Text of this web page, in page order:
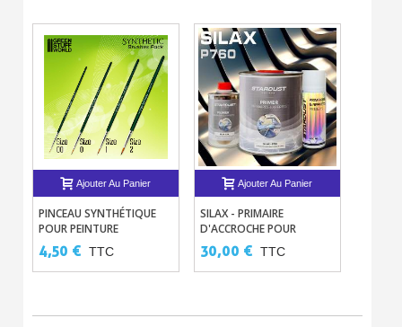
Ajouter Au Panier
PINCEAU SYNTHÉTIQUE
POUR PEINTURE
MODÉLISME ET
IMPRESSION 3D GAMME
GREEN SERIES
4,50 € TTC
Ajouter Au Panier
SILAX - PRIMAIRE
D'ACCROCHE POUR
CHROME ET MÉTAUX
DIFFICILES P760
30,00 € TTC